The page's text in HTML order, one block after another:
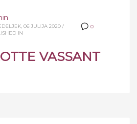
0
06 JULIJA 2020 /
IN
VASSANT